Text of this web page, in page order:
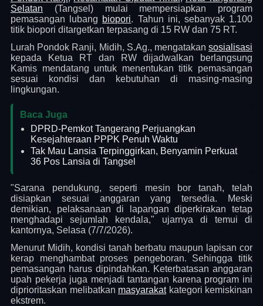
Selatan (Tangsel) mulai mempersiapkan program
pemasangan lubang biopori. Tahun ini, sebanyak 1.100
titik biopori ditargetkan terpasang di 15 RW dan 75 RT.
Lurah Pondok Ranji, Midih, S.Ag., mengatakan sosialisasi
kepada Ketua RT dan RW dijadwalkan berlangsung
Kamis mendatang untuk menentukan titik pemasangan
sesuai kondisi dan kebutuhan di masing-masing
lingkungan.
Baca Juga
DPRD-Pemkot Tangerang Perjuangkan
Kesejahteraan PPPK Penuh Waktu
Tak Mau Lansia Terpinggirkan, Benyamin Perkuat
36 Pos Lansia di Tangsel
"Sarana pendukung, seperti mesin bor tanah, telah
disiapkan sesuai anggaran yang tersedia. Meski
demikian, pelaksanaan di lapangan diperkirakan tetap
menghadapi sejumlah kendala," ujarnya di temui di
kantornya, Selasa (7/7/2026).
Menurut Midih, kondisi tanah berbatu maupun lapisan cor
kerap menghambat proses pengeboran. Sehingga titik
pemasangan harus dipindahkan. Keterbatasan anggaran
upah pekerja juga menjadi tantangan karena program ini
diprioritaskan melibatkan masyarakatkategori kemiskinan
ekstrem.